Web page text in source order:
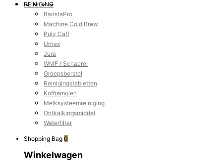
REINIGING
BaristaPro
Machine Cold Brew
Puly Caff
Urnex
Jura
WMF / Schaerer
Groepsborstel
Reinigingstabletten
Koffiemolen
Melksysteemreiniging
Ontkalkingsmiddel
Waterfilter
Shopping Bag 0
Winkelwagen